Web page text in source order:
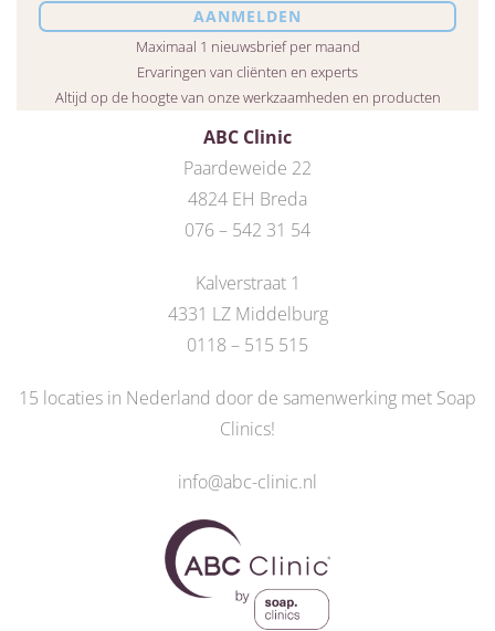
ABC Clinic
Paardeweide 22
4824 EH Breda
076 – 542 31 54
Kalverstraat 1
4331 LZ Middelburg
0118 – 515 515
15 locaties in Nederland door de samenwerking met Soap
Clinics!
info@abc-clinic.nl
Maximaal 1 nieuwsbrief per maand
Ervaringen van cliënten en experts
Altijd op de hoogte van onze werkzaamheden en producten